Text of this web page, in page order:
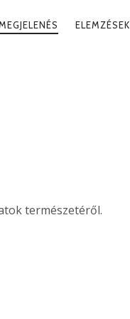
ELEMZÉSEK
természetéről.